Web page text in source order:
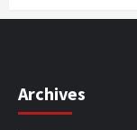
Archives